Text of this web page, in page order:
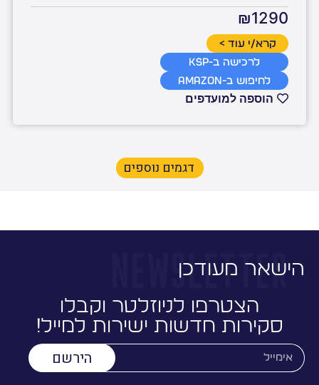
₪1290
לחיפוש ב-Amazon
לרכישה ב-KSP
קרא/י עוד >
הוספה למועדפים
דגמים נוספים
הישאר מעודכן
הצטרפו לניוזלטר וקבלו
סקירות חדשות ישירות למייל!
הירשם